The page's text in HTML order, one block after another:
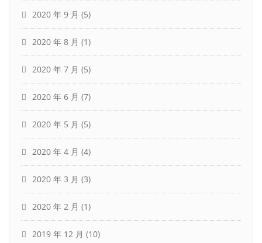
2020 年 9 月 (5)
2020 年 8 月 (1)
2020 年 7 月 (5)
2020 年 6 月 (7)
2020 年 5 月 (5)
2020 年 4 月 (4)
2020 年 3 月 (3)
2020 年 2 月 (1)
2019 年 12 月 (10)